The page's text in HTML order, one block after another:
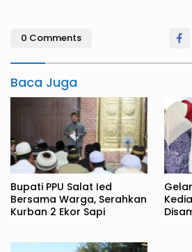
0 Comments
Baca Juga
Bupati PPU Salat Ied
Bersama Warga, Serahkan
Kurban 2 Ekor Sapi